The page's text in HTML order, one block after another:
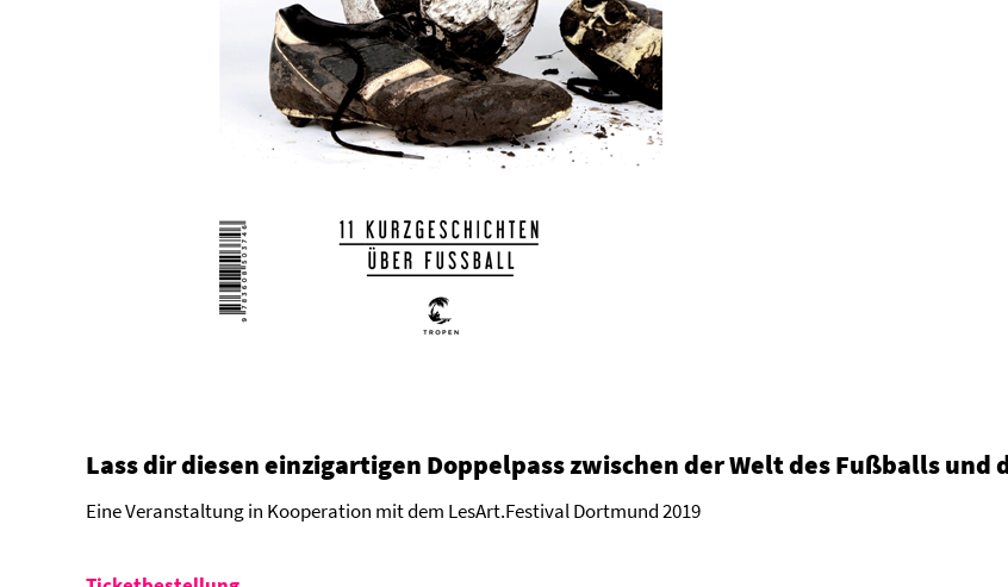
Lass dir diesen einzigartigen Doppelpass zwischen der Welt des Fußballs
Eine Veranstaltung in Kooperation mit dem LesArt.Festival Dortmund 2019